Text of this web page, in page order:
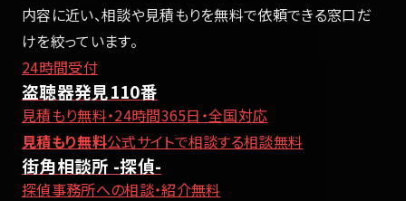
内容に近い、相談や見積もりを無料で依頼できる窓口だ
けを絞っています。
24時間受付
盗聴器発見110番
見積もり無料・24時間365日・全国対応
見積もり無料公式サイトで相談する相談無料
街角相談所 -探偵-
探偵事務所への相談・紹介無料